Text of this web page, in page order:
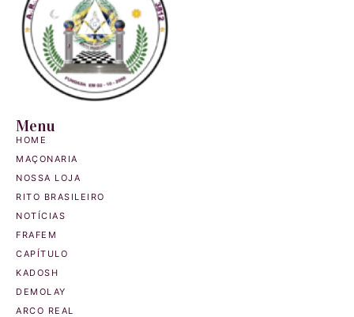
Menu
HOME
MAÇONARIA
NOSSA LOJA
RITO BRASILEIRO
NOTÍCIAS
FRAFEM
CAPÍTULO
KADOSH
DEMOLAY
ARCO REAL